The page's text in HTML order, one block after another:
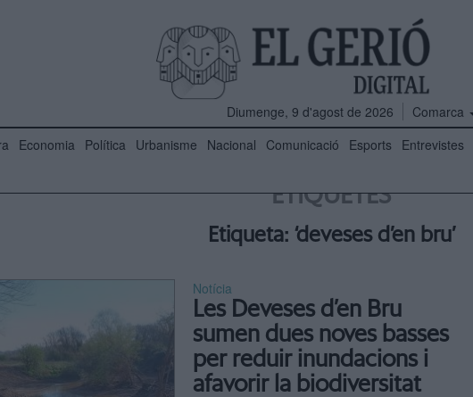
Diumenge, 9 d'agost de 2026
Comarca
Economia Política Urbanisme Nacional Comunicació Esports Entrevistes
ETIQUETES
Etiqueta: ‘deveses d’en bru’
Notícia
Les Deveses d’en Bru
sumen dues noves basses
per reduir inundacions i
afavorir la biodiversitat